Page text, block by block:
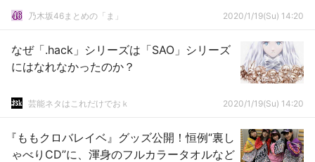
乃木坂46まとめの「ま」 2020/1/19(Su) 14:20
なぜ「.hack」シリーズは「SAO」シリーズ
にはなれなかったのか？
芸能ネタはこれだけでおｋ 2020/1/19(Su) 14:20
『ももクロバレイベ』グッズ公開！恒例“裏し
ゃべりCD”に、渾身のフルカラータオルなど